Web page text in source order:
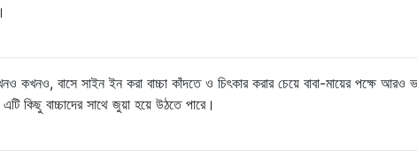
কখনও, বাসে সাইন ইন করা বাচ্চা কাঁদতে ও চিৎকার করার চেয়ে বাবা-মায়ের পক্ষে আরও
কিছু বাচ্চাদের সাথে জুয়া হয়ে উঠতে পারে।